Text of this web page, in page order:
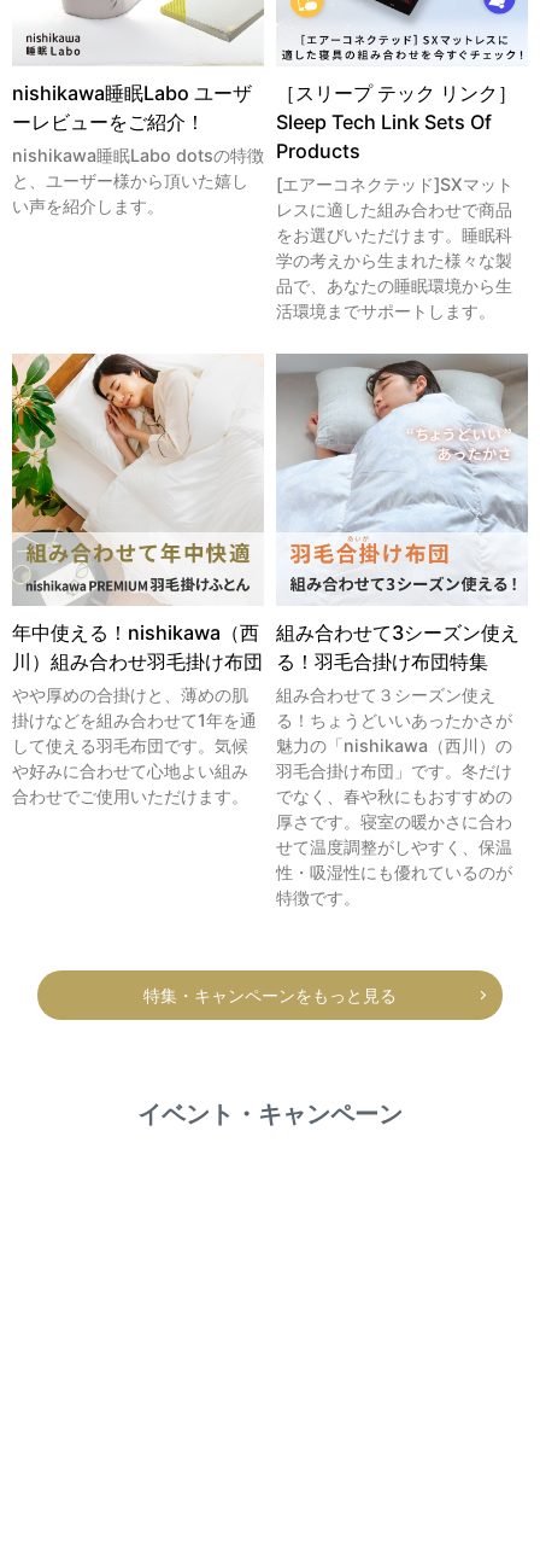
nishikawa睡眠Labo ユーザ
ーレビューをご紹介！
nishikawa睡眠Labo dotsの特徴
と、ユーザー様から頂いた嬉し
い声を紹介します。
［スリープ テック リンク］
Sleep Tech Link Sets Of
Products
[エアーコネクテッド]SXマット
レスに適した組み合わせで商品
をお選びいただけます。睡眠科
学の考えから生まれた様々な製
品で、あなたの睡眠環境から生
活環境までサポートします。
年中使える！nishikawa（西
川）組み合わせ羽毛掛け布団
やや厚めの合掛けと、薄めの肌
掛けなどを組み合わせて1年を通
して使える羽毛布団です。気候
や好みに合わせて心地よい組み
合わせでご使用いただけます。
組み合わせて3シーズン使え
る！羽毛合掛け布団特集
組み合わせて３シーズン使え
る！ちょうどいいあったかさが
魅力の「nishikawa（西川）の
羽毛合掛け布団」です。冬だけ
でなく、春や秋にもおすすめの
厚さです。寝室の暖かさに合わ
せて温度調整がしやすく、保温
性・吸湿性にも優れているのが
特徴です。
特集・キャンペーンをもっと見る
イベント・キャンペーン